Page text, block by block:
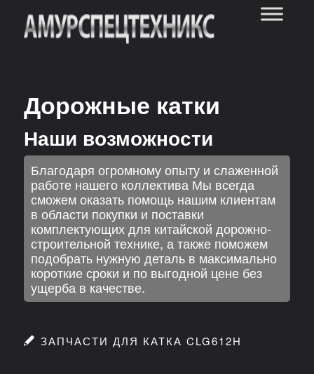
Дорожные катки
Наши возможности
Благодаря огромному опыту и слаженной
работе нашего коллектива Мы всегда
сможем оказать помощь нашим клиентам
в области покупки и поставки
комплектующих для китайской дорожно-
строительной технике, а также поможем
подобрать нужную деталь в максимально
короткие сроки и по выгодной цене без
ущерба в качестве.
ЗАПЧАСТИ ДЛЯ КАТКА CLG612H